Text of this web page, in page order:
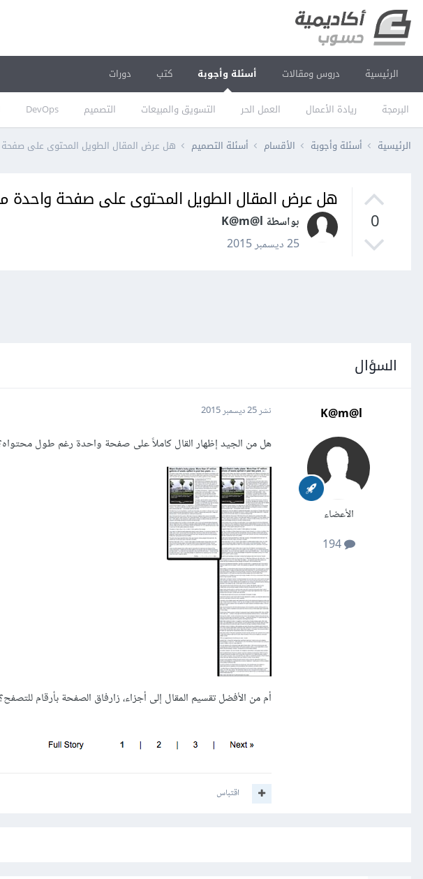
الرئيسية دروس ومقالات أسئلة وأجوبة
البرمجة ريادة الأعمال العمل الحر التسويق والمبيعات التصميم DevOps
كتب دورات
الرئيسية أسئلة وأجوبة الأقسام أسئلة التصميم هل عرض المقال الطويل المحتوى على صفحة
0
هل عرض المقال الطويل المحتوى على صفحة واحدة
بواسطة K@m@l
25 ديسمبر 2015
السؤال
K@m@l
الأعضاء
194
نشر25 ديسمبر 2015
هل من الجيد إظهار القال كاملاً على صفحة واحدة رغم طول
أم من الأفضل تقسيم المقال إلى أجزاء، زارفاق الصفحة بأرقام للتصفح؟
اقتباس